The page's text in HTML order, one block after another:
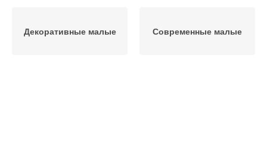
Декоративные малые Современные малые